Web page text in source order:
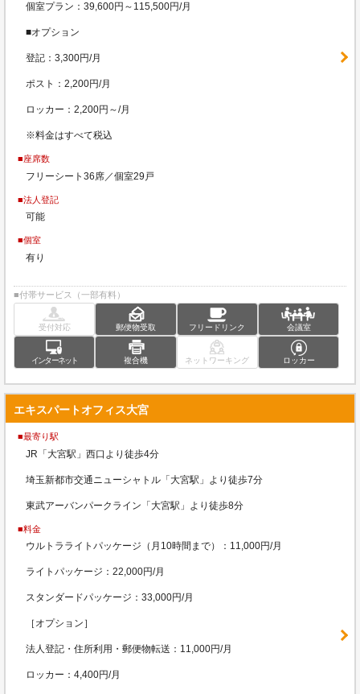
個室プラン：39,600円～115,500円/月
■オプション
登記：3,300円/月
ポスト：2,200円/月
ロッカー：2,200円～/月
※料金はすべて税込
■座席数
フリーシート36席／個室29戸
■法人登記
可能
■個室
有り
■付帯サービス（一部有料）
受付対応 郵便物受取 フリードリンク 会議室
インターネット 複合機 ネットワーキング ロッカー
エキスパートオフィス大宮
■最寄り駅
JR「大宮駅」西口より徒歩4分
埼玉新都市交通ニューシャトル「大宮駅」より徒歩7分
東武アーバンパークライン「大宮駅」より徒歩8分
■料金
ウルトラライトパッケージ（月10時間まで）：11,000円/月
ライトパッケージ：22,000円/月
スタンダードパッケージ：33,000円/月
［オプション］
法人登記・住所利用・郵便物転送：11,000円/月
ロッカー：4,400円/月